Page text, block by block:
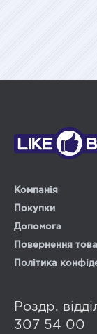
Компанія
Покупки
Допомога
Повернення
Політика
Роздр.
307 54 00